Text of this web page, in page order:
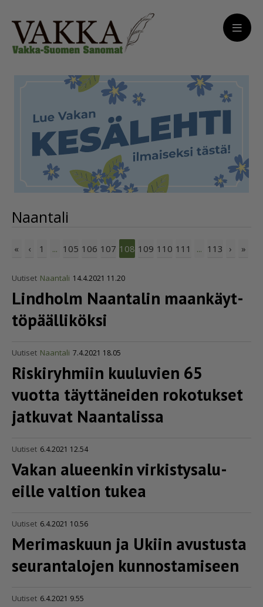
Naantali
« ‹ 1 ... 105 106 107 108 109 110 111 ... 113 › »
Uutiset Naantali 14.4.2021 11.20
Lindholm Naantalin maankäyt­
tö­pääl­li­köksi
Uutiset Naantali 7.4.2021 18.05
Riskiryhmiin kuuluvien 65
vuotta täyttäneiden rokotukset
jatkuvat Naantalissa
Uutiset 6.4.2021 12.54
Vakan alueenkin virkis­ty­sa­lu­
eille valtion tukea
Uutiset 6.4.2021 10.56
Merimaskuun ja Ukiin avustusta
seurantalojen kunnostamiseen
Uutiset 6.4.2021 9.55